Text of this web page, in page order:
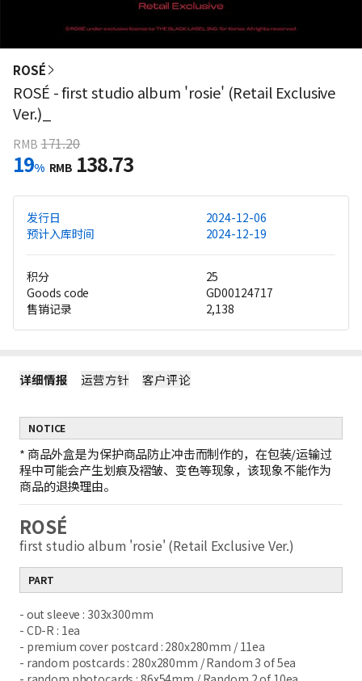
ROSÉ
ROSÉ - first studio album 'rosie' (Retail Exclusive
Ver.)_
RMB 171.20
19% RMB 138.73
发行日
2024-12-06
预计入库时间
2024-12-19
积分
25
Goods code
GD00124717
售销记录
2,138
详细情报 运营方针 客户评论
NOTICE
* 商品外盒是为保护商品防止冲击而制作的，在包装/运输过
程中可能会产生划痕及褶皱、变色等现象，该现象不能作为
商品的退换理由。
ROSÉ
first studio album 'rosie' (Retail Exclusive Ver.)
PART
- out sleeve : 303x300mm
- CD-R : 1ea
- premium cover postcard : 280x280mm / 11ea
- random postcards : 280x280mm / Random 3 of 5ea